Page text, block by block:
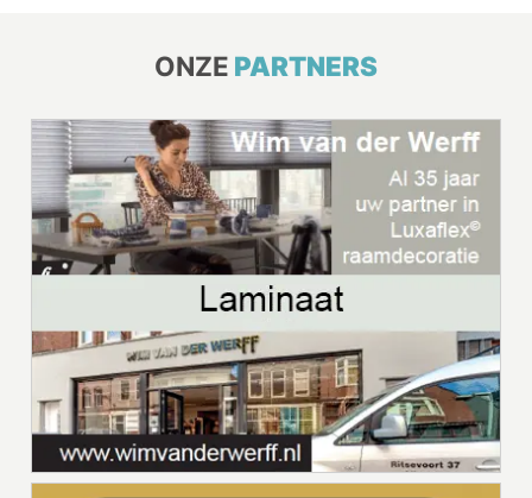
ONZE PARTNERS